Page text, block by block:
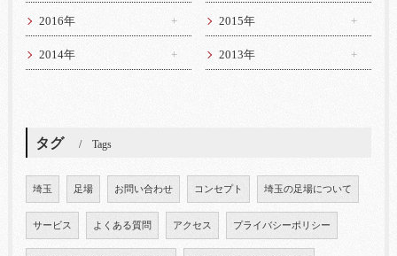
2016年 2015年
2014年 2013年
タグ Tags
埼玉 足場 お問い合わせ コンセプト 埼玉の足場について
サービス よくある質問 アクセス プライバシーポリシー